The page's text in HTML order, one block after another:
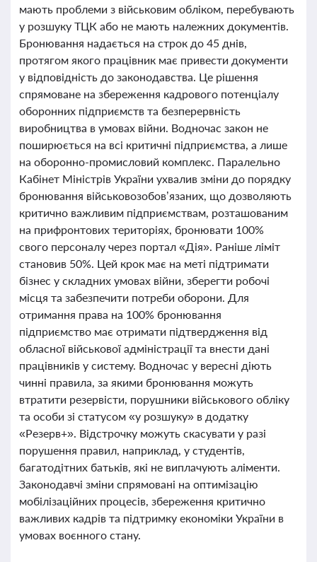
мають проблеми з військовим обліком, перебувають
у розшуку ТЦК або не мають належних документів.
Бронювання надається на строк до 45 днів,
протягом якого працівник має привести документи
у відповідність до законодавства. Це рішення
спрямоване на збереження кадрового потенціалу
оборонних підприємств та безперервність
виробництва в умовах війни. Водночас закон не
поширюється на всі критичні підприємства, а лише
на оборонно-промисловий комплекс. Паралельно
Кабінет Міністрів України ухвалив зміни до порядку
бронювання військовозобов’язаних, що дозволяють
критично важливим підприємствам, розташованим
на прифронтових територіях, бронювати 100%
свого персоналу через портал «Дія». Раніше ліміт
становив 50%. Цей крок має на меті підтримати
бізнес у складних умовах війни, зберегти робочі
місця та забезпечити потреби оборони. Для
отримання права на 100% бронювання
підприємство має отримати підтвердження від
обласної військової адміністрації та внести дані
працівників у систему. Водночас у вересні діють
чинні правила, за якими бронювання можуть
втратити резервісти, порушники військового обліку
та особи зі статусом «у розшуку» в додатку
«Резерв+». Відстрочку можуть скасувати у разі
порушення правил, наприклад, у студентів,
багатодітних батьків, які не виплачують аліменти.
Законодавчі зміни спрямовані на оптимізацію
мобілізаційних процесів, збереження критично
важливих кадрів та підтримку економіки України в
умовах воєнного стану.